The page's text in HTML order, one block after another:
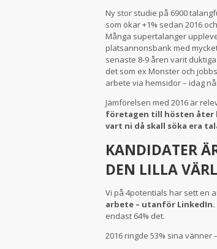
Ny stor studie på 6900
som ökar +1% sedan 2016 och
Många supertalanger
platsannonsbank med
senaste 8-9 åren varit
det som ex Monster och
arbete via hemsidor – idag
Jämförelsen med 2016 är
företagen till hösten åter
vart ni då skall söka era
KANDIDATER
DEN LILLA
Vi på 4potentials har sett en
arbete – utanför LinkedIn.
endast 64% det.
2016 ringde 53% sina vänner